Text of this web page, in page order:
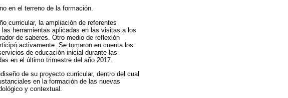
en el terreno de la formación.
curricular, la ampliación de referentes
herramientas aplicadas en las visitas a los
de saberes. Otro medio de reflexión
activamente. Se tomaron en cuenta los
de educación inicial durante las
en el último trimestre del año 2017.
de su proyecto curricular, dentro del cual
en la formación de las nuevas
y contextual.